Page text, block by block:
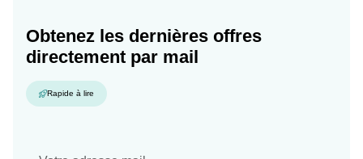
Obtenez les dernières offres
directement par mail
Rapide à lire